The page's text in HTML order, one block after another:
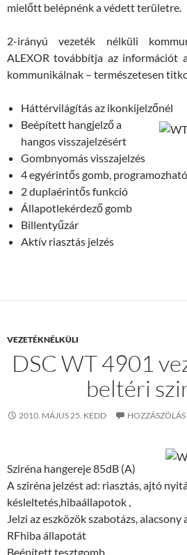
mielőtt belépnénk a védett területre.
2-irányú vezeték nélküli
ALEXOR továbbítja az információt
kommunikálnak – természetesen
Háttérvilágítás az ikonkijelzőnél
Beépített hangjelző a
hangos visszajelzésért
Gombnyomás visszajelzés
4 egyérintős gomb,
2 duplaérintős funkció
Állapotlekérdező gomb
Billentyűzár
Aktív riasztás jelzés
VEZETÉKNÉLKÜLI
DSC WT 4901
beltéri
2010. MÁJUS 25. KEDD
Sziréna hangereje 85dB (A)
A sziréna jelzést ad: riasztás, ajtó
késleltetés,hibaállapotok ,
Jelzi az eszközök szabotázs,
RFhiba állapotát
Beépített tesztgomb